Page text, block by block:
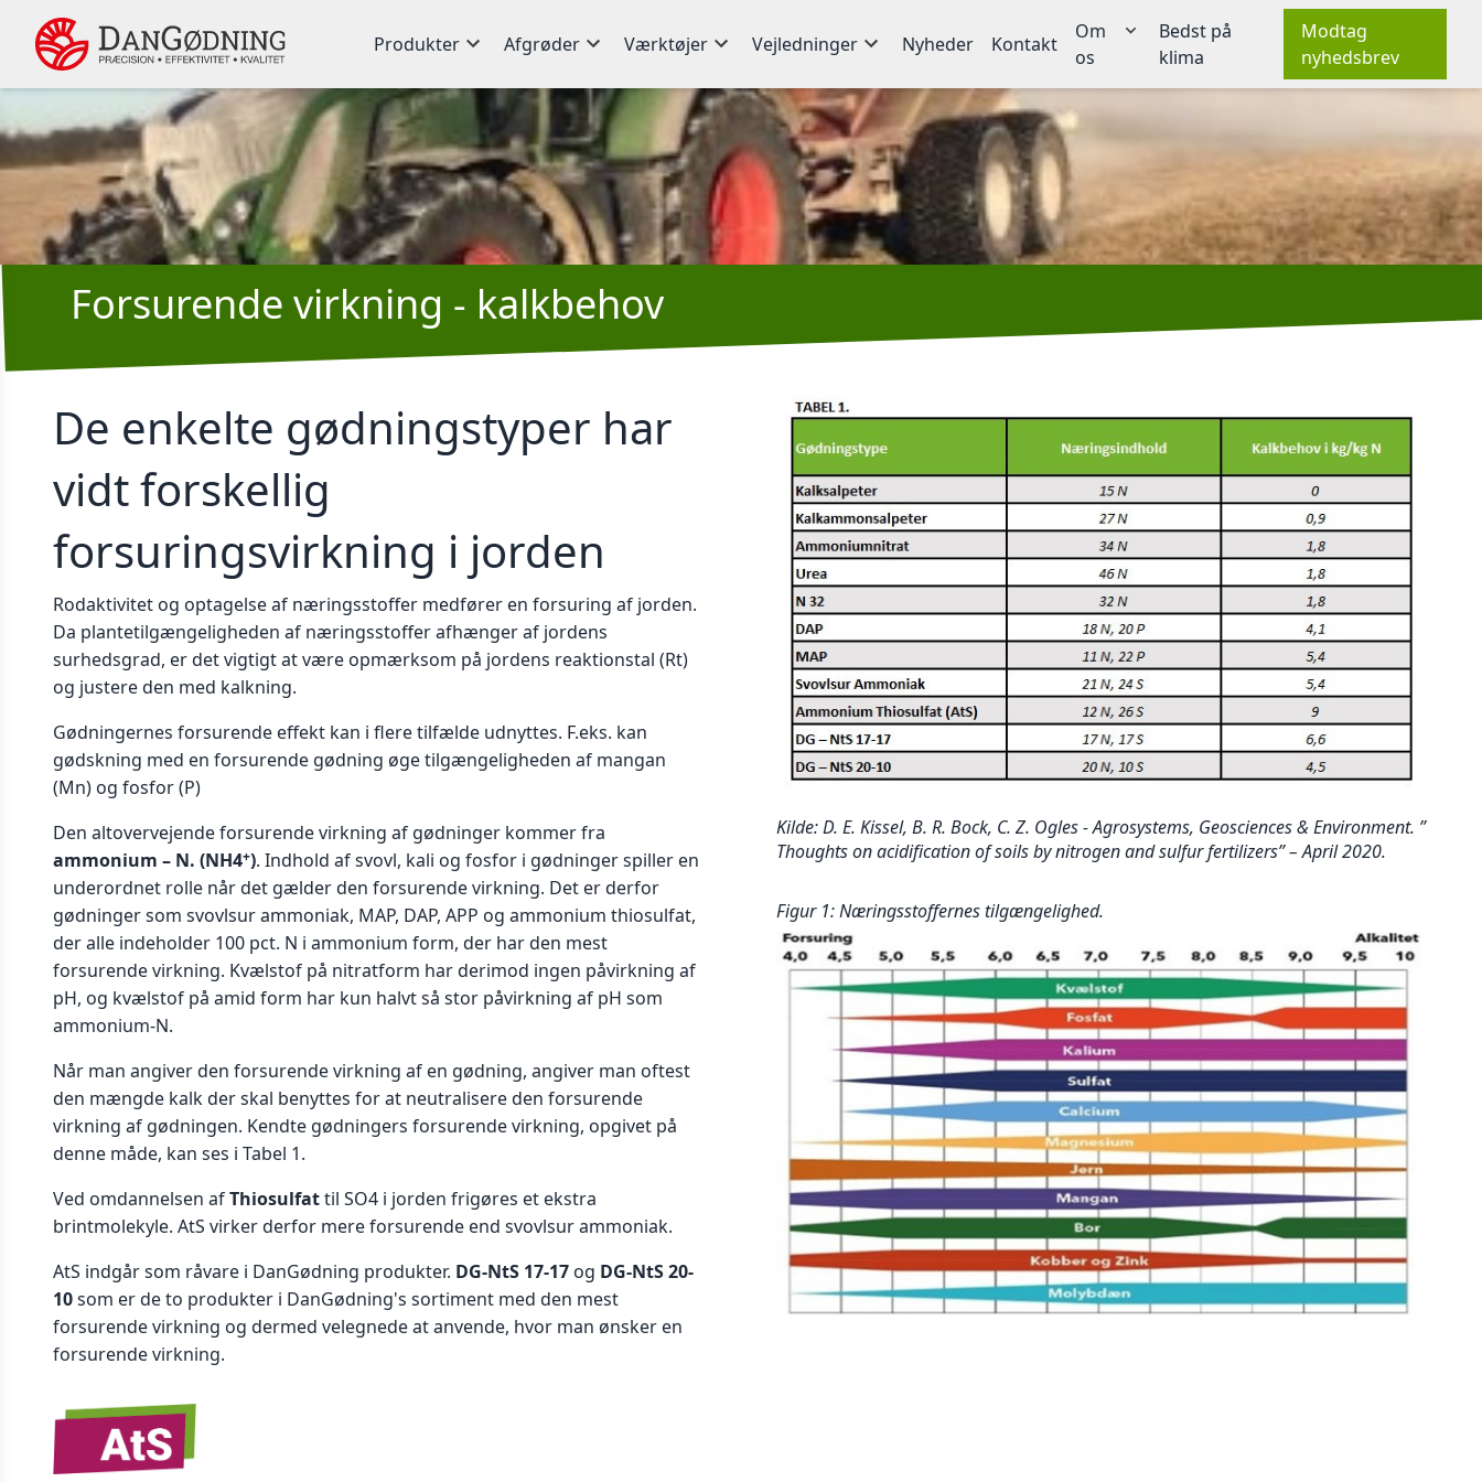
Produkter Afgrøder Værktøjer Vejledninger Nyheder Kontakt
Om
os
Bedst på
klima
Modtag
nyhedsbrev
Forsurende virkning - kalkbehov
De enkelte gødningstyper har
vidt forskellig
forsuringsvirkning i jorden
Rodaktivitet og optagelse af næringsstoffer medfører en forsuring af jorden.
Da plantetilgængeligheden af næringsstoffer afhænger af jordens
surhedsgrad, er det vigtigt at være opmærksom på jordens reaktionstal (Rt)
og justere den med kalkning.
Gødningernes forsurende effekt kan i flere tilfælde udnyttes. F.eks. kan
gødskning med en forsurende gødning øge tilgængeligheden af mangan
(Mn) og fosfor (P)
Den altovervejende forsurende virkning af gødninger kommer fra
ammonium – N. (NH4+). Indhold af svovl, kali og fosfor i gødninger spiller en
underordnet rolle når det gælder den forsurende virkning. Det er derfor
gødninger som svovlsur ammoniak, MAP, DAP, APP og ammonium thiosulfat,
der alle indeholder 100 pct. N i ammonium form, der har den mest
forsurende virkning. Kvælstof på nitratform har derimod ingen påvirkning af
pH, og kvælstof på amid form har kun halvt så stor påvirkning af pH som
ammonium-N.
Når man angiver den forsurende virkning af en gødning, angiver man oftest
den mængde kalk der skal benyttes for at neutralisere den forsurende
virkning af gødningen. Kendte gødningers forsurende virkning, opgivet på
denne måde, kan ses i Tabel 1.
Ved omdannelsen afThiosulfattil SO4 i jorden frigøres et ekstra
brintmolekyle. AtS virker derfor mere forsurende end svovlsur ammoniak.
AtS indgår som råvare i DanGødning produkter. DG-NtS 17-17 og DG-NtS 20-
10som er de to produkter i DanGødning's sortiment med den mest
forsurende virkning og dermed velegnede at anvende, hvor man ønsker en
forsurende virkning.
Kilde:D. E. Kissel, B. R. Bock, C. Z. Ogles-Agrosystems, Geosciences & Environment. ”
Thoughts on acidification of soils by nitrogen and sulfur fertilizers” – April 2020.
Figur 1: Næringsstoffernes tilgængelighed.